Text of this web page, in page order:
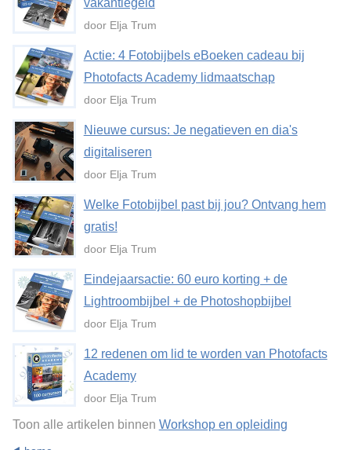
vakantiegeld
door Elja Trum
Actie: 4 Fotobijbels eBoeken cadeau bij
Photofacts Academy lidmaatschap
door Elja Trum
Nieuwe cursus: Je negatieven en dia's
digitaliseren
door Elja Trum
Welke Fotobijbel past bij jou? Ontvang hem
gratis!
door Elja Trum
Eindejaarsactie: 60 euro korting + de
Lightroombijbel + de Photoshopbijbel
door Elja Trum
12 redenen om lid te worden van Photofacts
Academy
door Elja Trum
Toon alle artikelen binnen Workshop en opleiding